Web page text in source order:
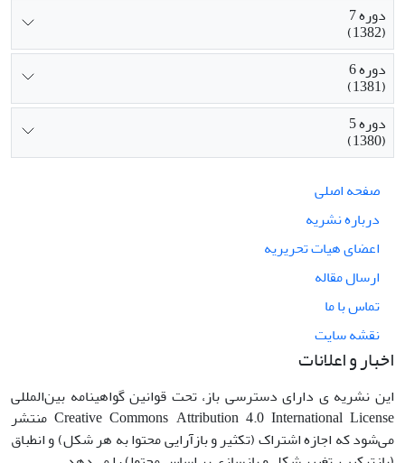
دوره 7
(1382)
دوره 6
(1381)
دوره 5
(1380)
صفحه اصلی
درباره نشریه
اعضای هیات تحریریه
ارسال مقاله
تماس با ما
نقشه سایت
اخبار و اعلانات
این نشریه ی دارای دسترسی باز، تحت قوانین گواهینامه بین‌المللی
Creative Commons Attribution 4.0 International License منتشر
می‌شود که اجازه اشتراک (تکثیر و بازآرایی محتوا به هر شکل) و انطباق